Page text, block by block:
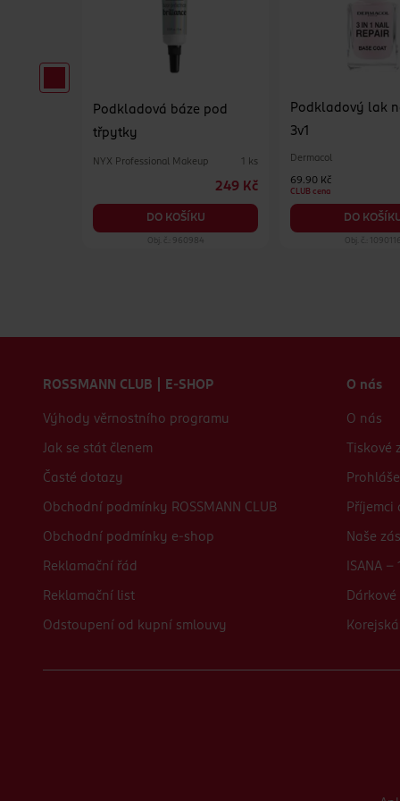
Podkladová báze pod
třpytky
NYX Professional Makeup 1 ks
249 Kč
DO KOŠÍKU
Obj. č.: 960984
Podkladový lak
3v1
Dermacol
69.90 Kč
CLUB cena
DO
Obj. č.: 1090116
ROSSMANN CLUB | E-SHOP
Výhody věrnostního programu
Jak se stát členem
Časté dotazy
Obchodní podmínky ROSSMANN CLUB
Obchodní podmínky e-shop
Reklamační řád
Reklamační list
Odstoupení od kupní smlouvy
O nás
O nás
Tiskové
Příjemci
Naše
ISANA